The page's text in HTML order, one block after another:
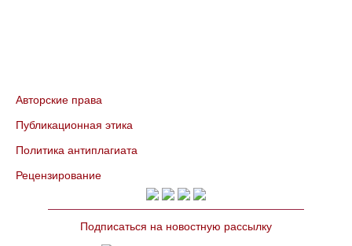
Авторские права
Публикационная этика
Политика антиплагиата
Рецензирование
Подписаться на новостную рассылку